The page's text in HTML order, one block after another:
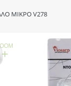
ΜΙΚΡΟ V278
+